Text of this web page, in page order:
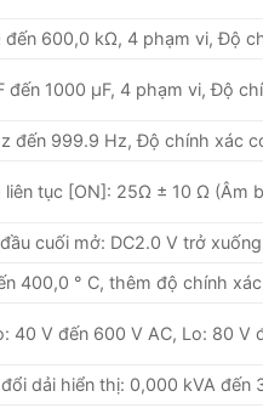
600,0 kΩ, 4 phạm vi, Độ
đến 1000 μF, 4 phạm vi, Độ
đến 999.9 Hz, Độ chính xác
liên tục [ON]: 25Ω ± 10 Ω (Âm
cuối mở: DC2.0 V trở
400,0 ° C, thêm độ chính
40 V đến 600 V AC, Lo: 80 V
dải hiển thị: 0,000 kVA